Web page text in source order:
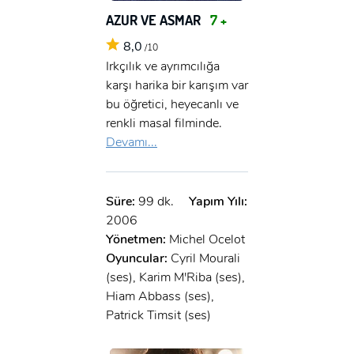
ÜYE OL
AZUR VE ASMAR 7 +
8,0 /10
Irkçılık ve ayrımcılığa
karşı harika bir karışım var
bu öğretici, heyecanlı ve
renkli masal filminde.
Devamı...
Süre: 99 dk.
Yapım Yılı:
2006
Yönetmen: Michel Ocelot
Oyuncular: Cyril Mourali
(ses), Karim M'Riba (ses),
Hiam Abbass (ses),
Patrick Timsit (ses)